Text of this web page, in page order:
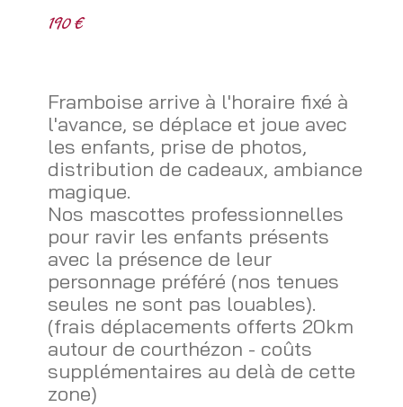
190 €
Framboise arrive à l'horaire fixé à
l'avance, se déplace et joue avec
les enfants, prise de photos,
distribution de cadeaux, ambiance
magique.
Nos mascottes professionnelles
pour ravir les enfants présents
avec la présence de leur
personnage préféré (nos tenues
seules ne sont pas louables).
(frais déplacements offerts 20km
autour de courthézon - coûts
supplémentaires au delà de cette
zone)